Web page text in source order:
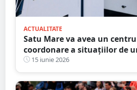
ACTUALITATE
Satu Mare va avea un
coordonare a situațiilor de
va deveni operațional
15 iunie 2026